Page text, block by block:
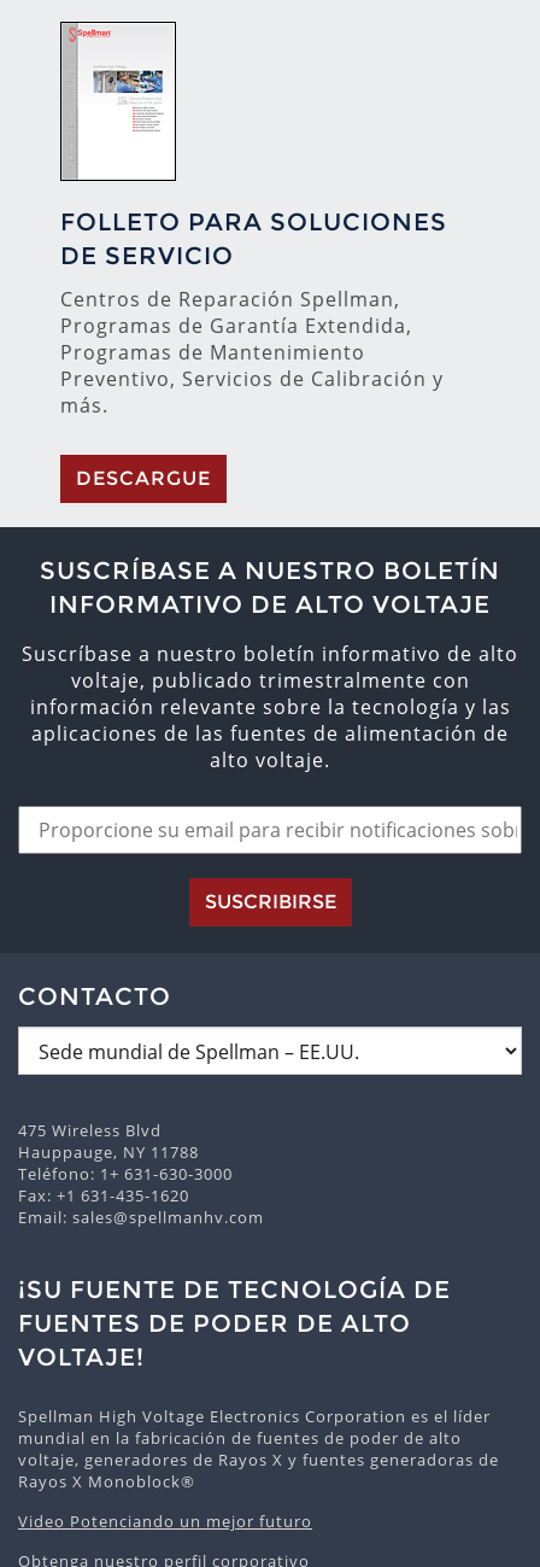
FOLLETO PARA SOLUCIONES
DE SERVICIO
Centros de Reparación Spellman,
Programas de Garantía Extendida,
Programas de Mantenimiento
Preventivo, Servicios de Calibración y
más.
DESCARGUE
SUSCRÍBASE A NUESTRO BOLETÍN
INFORMATIVO DE ALTO VOLTAJE
Suscríbase a nuestro boletín informativo de alto
voltaje, publicado trimestralmente con
información relevante sobre la tecnología y las
aplicaciones de las fuentes de alimentación de
alto voltaje.
SUSCRIBIRSE
CONTACTO
475 Wireless Blvd
Hauppauge, NY 11788
Teléfono: 1+ 631-630-3000
Fax: +1 631-435-1620
Email: sales@spellmanhv.com
¡SU FUENTE DE TECNOLOGÍA DE
FUENTES DE PODER DE ALTO
VOLTAJE!
Spellman High Voltage Electronics Corporation es el líder
mundial en la fabricación de fuentes de poder de alto
voltaje, generadores de Rayos X y fuentes generadoras de
Rayos X Monoblock®
Video Potenciando un mejor futuro
Obtenga nuestro perfil corporativo